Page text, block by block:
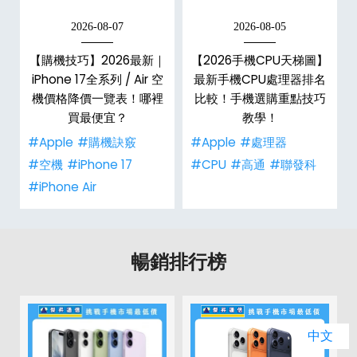
2026-08-07
【購機技巧】2026最新｜
iPhone 17全系列 / Air 空
機價格降價一覽表！哪裡
買最便宜？
#Apple #購機訣竅
#空機 #iPhone 17
#iPhone Air
2026-08-05
【2026手機CPU天梯圖】
最新手機CPU處理器排名
比較！手機選購重點技巧
教學！
#Apple #處理器
#CPU #高通 #聯發科
暢銷排行榜
中文